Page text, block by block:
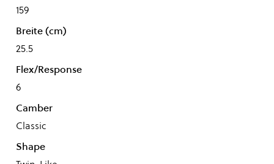
159
Breite (cm)
25.5
Flex/Response
6
Camber
Classic
Shape